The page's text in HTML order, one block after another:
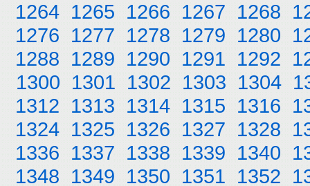
1264 1265 1266 1267 1268
1276 1277 1278 1279 1280
1288 1289 1290 1291 1292
1300 1301 1302 1303 1304
1312 1313 1314 1315 1316
1324 1325 1326 1327 1328
1336 1337 1338 1339 1340
1348 1349 1350 1351 1352